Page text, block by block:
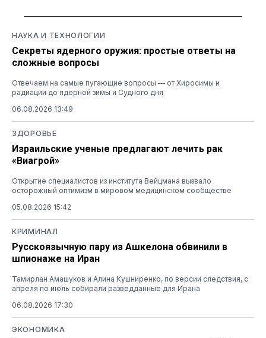
НАУКА И ТЕХНОЛОГИИ
Секреты ядерного оружия: простые ответы на
сложные вопросы
Отвечаем на самые пугающие вопросы — от Хиросимы и
радиации до ядерной зимы и Судного дня
06.08.2026 13:49
ЗДОРОВЬЕ
Израильские ученые предлагают лечить рак
«Виагрой»
Открытие специалистов из института Вейцмана вызвало
осторожный оптимизм в мировом медицинском сообществе
05.08.2026 15:42
КРИМИНАЛ
Русскоязычную пару из Ашкелона обвинили в
шпионаже на Иран
Тамирлан Амашуков и Алина Кушниренко, по версии следствия, с
апреля по июль собирали разведданные для Ирана
06.08.2026 17:30
ЭКОНОМИКА